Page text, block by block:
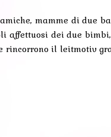
mamme di due
affettuosi dei due
rincorrono il leitmotiv